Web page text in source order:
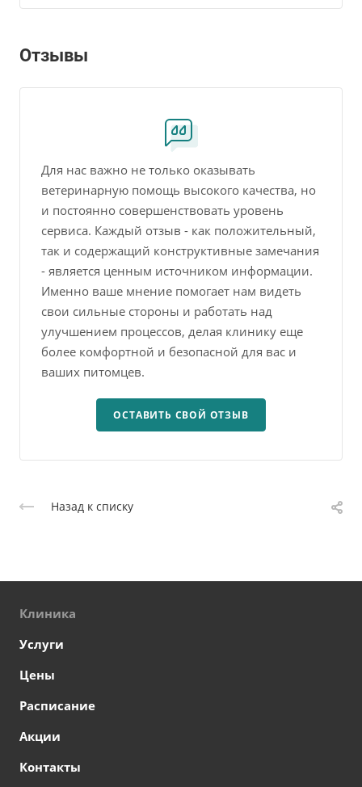
Отзывы
Для нас важно не только оказывать
ветеринарную помощь высокого качества, но
и постоянно совершенствовать уровень
сервиса. Каждый отзыв - как положительный,
так и содержащий конструктивные замечания
- является ценным источником информации.
Именно ваше мнение помогает нам видеть
свои сильные стороны и работать над
улучшением процессов, делая клинику еще
более комфортной и безопасной для вас и
ваших питомцев.
ОСТАВИТЬ СВОЙ ОТЗЫВ
Назад к списку
Клиника
Услуги
Цены
Расписание
Акции
Контакты